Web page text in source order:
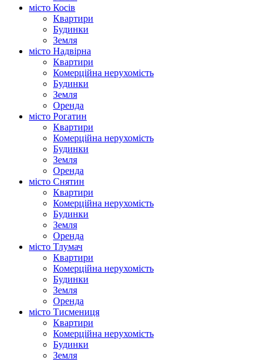
місто Косів
Квартири
Будинки
Земля
місто Надвірна
Квартири
Комерційна нерухомість
Будинки
Земля
Оренда
місто Рогатин
Квартири
Комерційна нерухомість
Будинки
Земля
Оренда
місто Снятин
Квартири
Комерційна нерухомість
Будинки
Земля
Оренда
місто Тлумач
Квартири
Комерційна нерухомість
Будинки
Земля
Оренда
місто Тисмениця
Квартири
Комерційна нерухомість
Будинки
Земля